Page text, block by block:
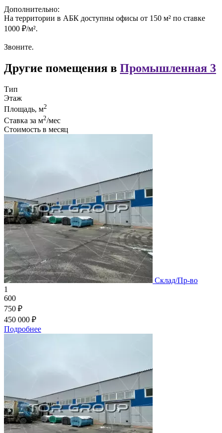
Дополнительно:
На территории в АБК доступны офисы от 150 м² по ставке
1000 ₽/м².
Звоните.
Другие помещения в Промышленная 3
Тип
Этаж
Площадь, м2
Ставка за м2/мес
Стоимость в месяц
Склад/Пр-во
1
600
750 ₽
450 000 ₽
Подробнее